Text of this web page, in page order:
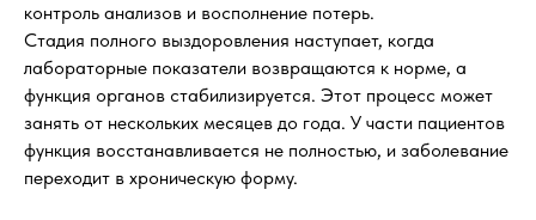
контроль анализов и восполнение потерь.
Стадия полного выздоровления наступает, когда
лабораторные показатели возвращаются к норме, а
функция органов стабилизируется. Этот процесс может
занять от нескольких месяцев до года. У части пациентов
функция восстанавливается не полностью, и заболевание
переходит в хроническую форму.